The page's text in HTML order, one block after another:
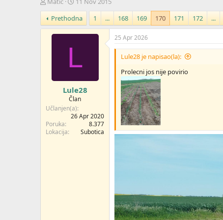
a
č
e
a
t
u
m
k
e
t
a
n
j
Prethodna
1 ... 168 169 170 171 172 ...
L
Lule28
Član
Učlanjen(a)
26 Apr 2020
Poruka
8.377
Lokacija
Subotica
25 Apr 2026
Lule28 je napisao(la):
Prolecni jos nije povirio